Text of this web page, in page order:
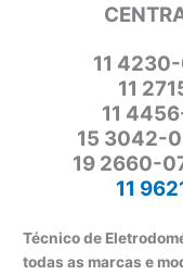
11 4230-
11
11
15 3042-
19 2660-
11
Técnico de
todas as marcas e